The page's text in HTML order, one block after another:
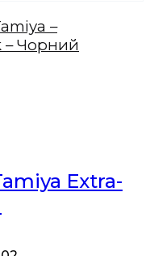
–
– Чорний
Extra-